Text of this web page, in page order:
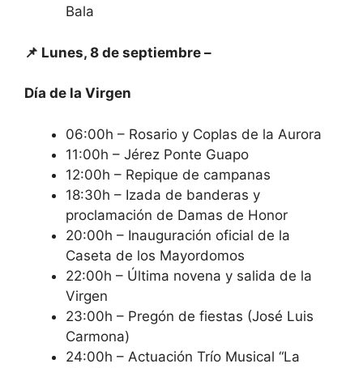
Bala
📌 Lunes, 8 de septiembre –
Día de la Virgen
06:00h – Rosario y Coplas de la Aurora
11:00h – Jérez Ponte Guapo
12:00h – Repique de campanas
18:30h – Izada de banderas y
proclamación de Damas de Honor
20:00h – Inauguración oficial de la
Caseta de los Mayordomos
22:00h – Última novena y salida de la
Virgen
23:00h – Pregón de fiestas (José Luis
Carmona)
24:00h – Actuación Trío Musical “La